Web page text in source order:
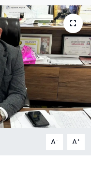
A- A+